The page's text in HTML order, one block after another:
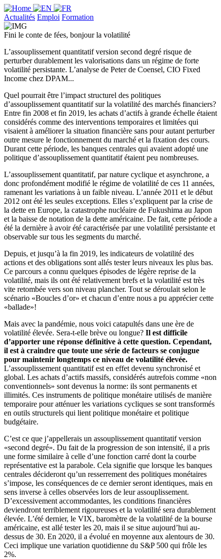
Actualités Emploi Formation
Fini le conte de fées, bonjour la volatilité
L’assouplissement quantitatif version second degré risque de
perturber durablement les valorisations dans un régime de forte
volatilité persistante. L’analyse de Peter de Coensel, CIO Fixed
Income chez DPAM...
Quel pourrait être l’impact structurel des politiques
d’assouplissement quantitatif sur la volatilité des marchés financiers?
Entre fin 2008 et fin 2019, les achats d’actifs à grande échelle étaient
considérés comme des interventions temporaires et limitées qui
visaient à améliorer la situation financière sans pour autant perturber
outre mesure le fonctionnement du marché et la fixation des cours.
Durant cette période, les banques centrales qui avaient adopté une
politique d’assouplissement quantitatif étaient peu nombreuses.
L’assouplissement quantitatif, par nature cyclique et asynchrone, a
donc profondément modifié le régime de volatilité de ces 11 années,
ramenant les variations à un faible niveau. L’année 2011 et le début
2012 ont été les seules exceptions. Elles s’expliquent par la crise de
la dette en Europe, la catastrophe nucléaire de Fukushima au Japon
et la baisse de notation de la dette américaine. De fait, cette période a
été la dernière à avoir été caractérisée par une volatilité persistante et
observable sur tous les segments du marché.
Depuis, et jusqu’à la fin 2019, les indicateurs de volatilité des
actions et des obligations sont allés tester leurs niveaux les plus bas.
Ce parcours a connu quelques épisodes de légère reprise de la
volatilité, mais ils ont été relativement brefs et la volatilité est très
vite retombée vers son niveau plancher. Tout se déroulait selon le
scénario «Boucles d’or» et chacun d’entre nous a pu apprécier cette
«ballade»!
Mais avec la pandémie, nous voici catapultés dans une ère de
volatilité élevée. Sera-t-elle brève ou longue? Il est difficile
d’apporter une réponse définitive à cette question. Cependant,
il est à craindre que toute une série de facteurs se conjugue
pour maintenir longtemps ce niveau de volatilité élevée.
L’assouplissement quantitatif est en effet devenu synchronisé et
global. Les achats d’actifs massifs, considérés autrefois comme «non
conventionnels» sont devenus la norme: ils sont permanents et
illimités. Ces instruments de politique monétaire utilisés de manière
temporaire pour atténuer les variations cycliques se sont transformés
en outils structurels qui lient politique monétaire et politique
budgétaire.
C’est ce que j’appellerais un assouplissement quantitatif version
«second degré». Du fait de la progression de son intensité, il a pris
une forme similaire à celle d’une fonction carré dont la courbe
représentative est la parabole. Cela signifie que lorsque les banques
centrales décideront qu’un resserrement des politiques monétaires
s’impose, les conséquences de ce dernier seront identiques, mais en
sens inverse à celles observées lors de leur assouplissement.
D’excessivement accommodantes, les conditions financières
deviendront terriblement rigoureuses et la volatilité sera durablement
élevée. L’été dernier, le VIX, baromètre de la volatilité de la bourse
américaine, est allé tester les 20, mais il se situe aujourd’hui au-
dessus de 30. En 2020, il a évolué en moyenne aux alentours de 30.
Ceci implique une variation quotidienne du S&P 500 qui frôle les
2%.